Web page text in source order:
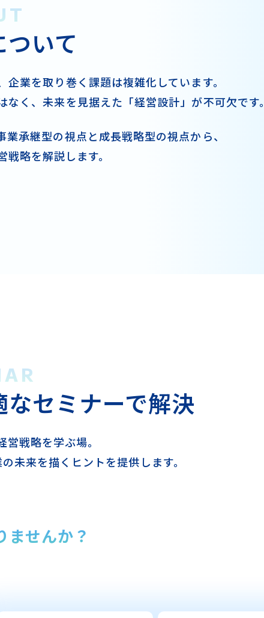
いて
企業を取り巻く課題は複雑化しています。
なく、未来を見据えた 「経営設計」が不可欠です。
業承継型の視点と成長戦略型の視点から、
戦略を解説します。
なセミナーで解決
戦略を学ぶ場。
未来を描くヒントを提供します。
ませんか？